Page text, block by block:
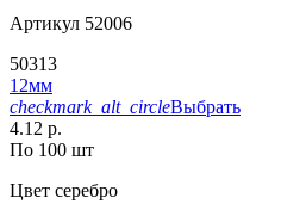
Артикул 52006
50313
12мм
checkmark_alt_circleВыбрать
4.12 р.
По 100 шт
Цвет серебро